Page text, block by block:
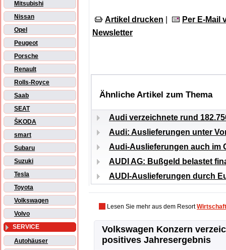
Mitsubishi
Nissan
Opel
Peugeot
Porsche
Renault
Rolls-Royce
Saab
SEAT
ŠKODA
smart
Subaru
Suzuki
Tesla
Toyota
Volkswagen
Volvo
SERVICE
Autohäuser
Artikel drucken
Per E-Mail
Newsletter
Ähnliche Artikel zum Thema
Audi verzeichnete rund
Audi: Auslieferungen unter
Audi-Auslieferungen auch im
AUDI AG: Bußgeld belastet
AUDI-Auslieferungen durch
Lesen Sie mehr aus dem ResortWirtschaft
Volkswagen Konzern
positives Jahresergebnis